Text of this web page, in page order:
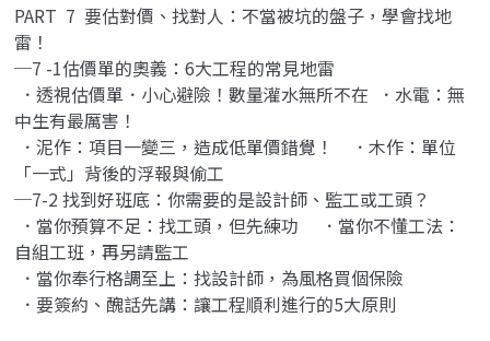
PART 7 要估對價、找對人：不當被坑的盤子，學會找地
雷！
─7 -1估價單的奧義：6大工程的常見地雷
．透視估價單．小心避險！數量灌水無所不在 ．水電：無
中生有最厲害！
．泥作：項目一變三，造成低單價錯覺！ ．木作：單位
「一式」背後的浮報與偷工
─7-2 找到好班底：你需要的是設計師、監工或工頭？
．當你預算不足：找工頭，但先練功 ．當你不懂工法：
自組工班，再另請監工
．當你奉行格調至上：找設計師，為風格買個保險
．要簽約、醜話先講：讓工程順利進行的5大原則